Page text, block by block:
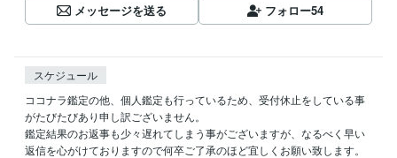
メッセージを送る フォロー54
スケジュール
ココナラ鑑定の他、個人鑑定も行っているため、受付休止をしている事
がたびたびあり申し訳ございません。
鑑定結果のお返事も少々遅れてしまう事がございますが、なるべく早い
返信を心がけておりますので何卒ご了承のほど宜しくお願い致します。